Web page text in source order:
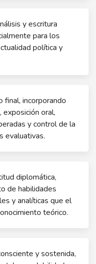
y escritura
para los
política y
final, incorporando
exposición oral,
y control de la
evaluativas.
diplomática,
de habilidades
y analíticas que el
teórico.
y sostenida,